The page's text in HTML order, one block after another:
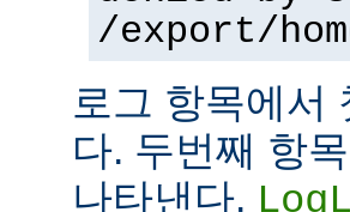
/export/
로그 항목에서
다. 두번째 항
나타낸다.